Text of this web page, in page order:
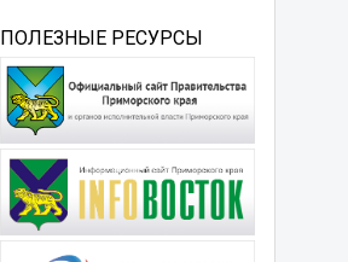
ПОЛЕЗНЫЕ РЕСУРСЫ